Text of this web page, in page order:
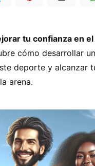
tu confianza en
cómo desarrollar
deporte y alcanzar
arena.